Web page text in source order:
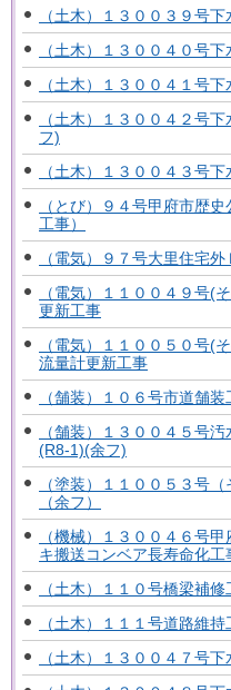
（土木）１３００３９号
（土木）１３００４０号
（土木）１３００４１号
（土木）１３００４２号
フ)
（土木）１３００４３号
（とび）９４号甲府市歴
工事）
（電気）９７号大里住宅
（電気）１１００４９号(
更新工事
（電気）１１００５０号(
流量計更新工事
（舗装）１０６号市道舗
（舗装）１３００４５号
(R8-1)(余フ)
（塗装）１１００５３号
（余フ）
（機械）１３００４６号
キ搬送コンベア長寿命化工
（土木）１１０号橋梁補修
（土木）１１１号道路維持
（土木）１３００４７号